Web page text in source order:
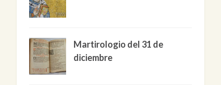
Martirologio del 31 de
diciembre